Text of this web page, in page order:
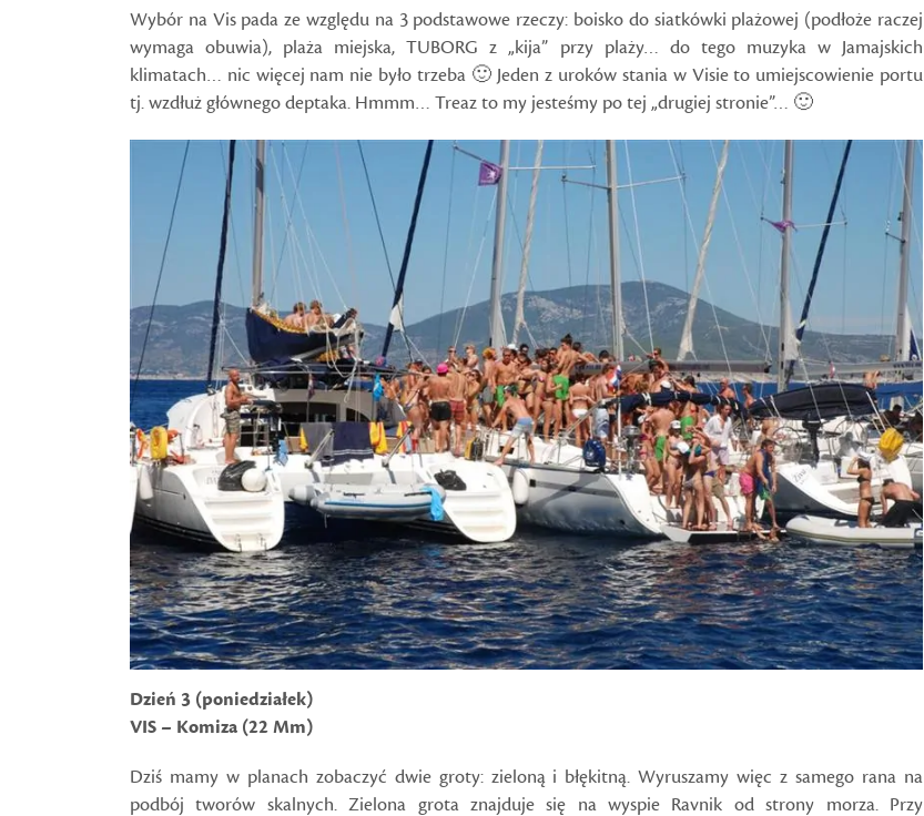
Wybór na Vis pada ze względu na 3 podstawowe rzeczy: boisko do siatkówki plażowej (podłoże raczej
wymaga obuwia), plaża miejska, TUBORG z „kija” przy plaży… do tego muzyka w Jamajskich
klimatach… nic więcej nam nie było trzeba 🙂 Jeden z uroków stania w Visie to umiejscowienie portu
tj. wzdłuż głównego deptaka. Hmmm… Treaz to my jesteśmy po tej „drugiej stronie”… 🙂
Dzień 3 (poniedziałek)
VIS – Komiza (22 Mm)
Dziś mamy w planach zobaczyć dwie groty: zieloną i błękitną. Wyruszamy więc z samego rana na
podbój tworów skalnych. Zielona grota znajduje się na wyspie Ravnik od strony morza. Przy